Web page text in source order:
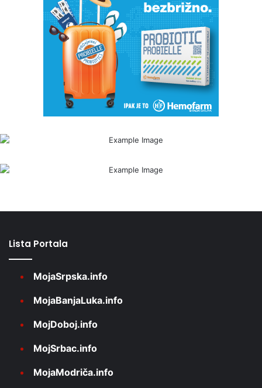
Lista Portala
MojaSrpska.info
MojaBanjaLuka.info
MojDoboj.info
MojSrbac.info
MojaModriča.info